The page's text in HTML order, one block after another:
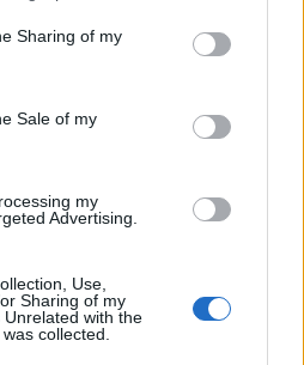
behaviour. You may click to
and its third-party tags to
purposes in below Google
Sharing of my
Sale of my
my
Advertising.
Use,
Sharing of my
with the
collected.
ról azt hittem, hogy te
utal. :D
Attiláról nem tudtad,